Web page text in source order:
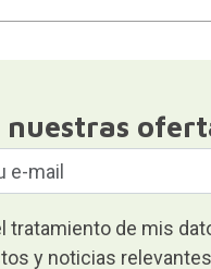
tratamiento de mis
y noticias relevantes